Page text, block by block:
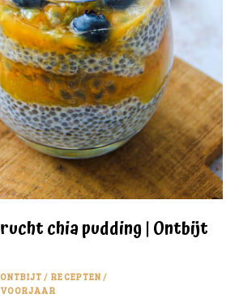
chia pudding | Ontbijt
ONTBIJT / RECEPTEN/